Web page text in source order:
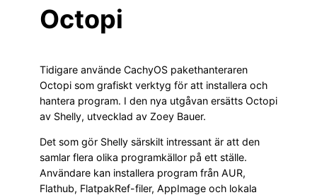
Octopi
Tidigare använde CachyOS pakethanteraren
Octopi som grafiskt verktyg för att installera och
hantera program. I den nya utgåvan ersätts Octopi
av Shelly, utvecklad av Zoey Bauer.
Det som gör Shelly särskilt intressant är att den
samlar flera olika programkällor på ett ställe.
Användare kan installera program från AUR,
Flathub, FlatpakRef-filer, AppImage och lokala